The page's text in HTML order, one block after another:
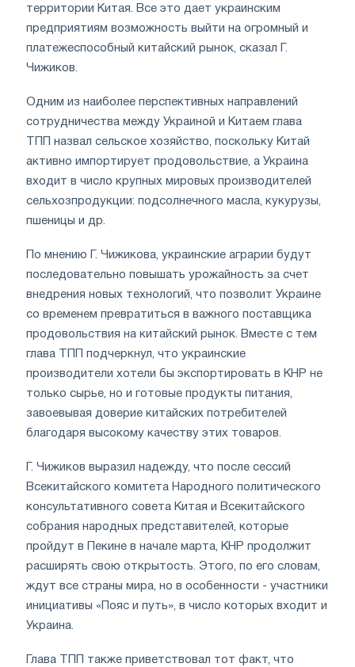
территории Китая. Все это дает украинским
предприятиям возможность выйти на огромный и
платежеспособный китайский рынок, сказал Г.
Чижиков.
Одним из наиболее перспективных направлений
сотрудничества между Украиной и Китаем глава
ТПП назвал сельское хозяйство, поскольку Китай
активно импортирует продовольствие, а Украина
входит в число крупных мировых производителей
сельхозпродукции: подсолнечного масла, кукурузы,
пшеницы и др.
По мнению Г. Чижикова, украинские аграрии будут
последовательно повышать урожайность за счет
внедрения новых технологий, что позволит Украине
со временем превратиться в важного поставщика
продовольствия на китайский рынок. Вместе с тем
глава ТПП подчеркнул, что украинские
производители хотели бы экспортировать в КНР не
только сырье, но и готовые продукты питания,
завоевывая доверие китайских потребителей
благодаря высокому качеству этих товаров.
Г. Чижиков выразил надежду, что после сессий
Всекитайского комитета Народного политического
консультативного совета Китая и Всекитайского
собрания народных представителей, которые
пройдут в Пекине в начале марта, КНР продолжит
расширять свою открытость. Этого, по его словам,
ждут все страны мира, но в особенности - участники
инициативы «Пояс и путь», в число которых входит и
Украина.
Глава ТПП также приветствовал тот факт, что